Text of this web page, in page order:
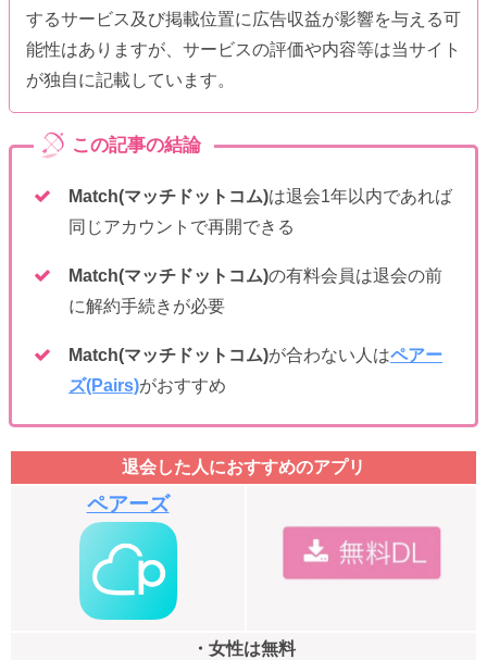
するサービス及び掲載位置に広告収益が影響を与える可
能性はありますが、サービスの評価や内容等は当サイト
が独自に記載しています。
Match(マッチドットコム)は退会1年以内であれば
同じアカウントで再開できる
Match(マッチドットコム)の有料会員は退会の前
に解約手続きが必要
Match(マッチドットコム)が合わない人はペアー
ズ(Pairs)がおすすめ
退会した人におすすめのアプリ
ペアーズ
・女性は無料